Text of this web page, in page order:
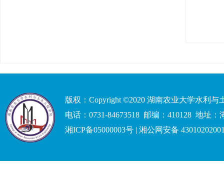
版权：Copyright ©2020 湖南农业大学水利与
电话：0731-84673518 邮编：410128 地址
湘ICP备05000003号 | 湘公网安备